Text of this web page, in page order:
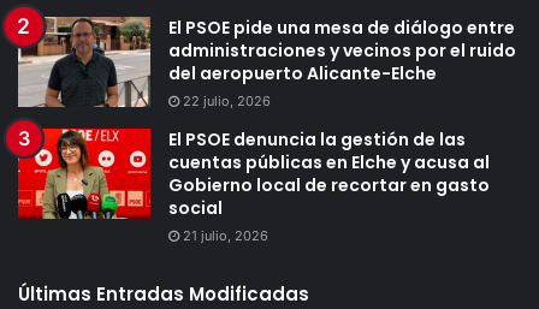
El PSOE pide una mesa de diálogo entre
administraciones y vecinos por el ruido
del aeropuerto Alicante-Elche
22 julio, 2026
El PSOE denuncia la gestión de las
cuentas públicas en Elche y acusa al
Gobierno local de recortar en gasto
social
21 julio, 2026
Últimas Entradas Modificadas